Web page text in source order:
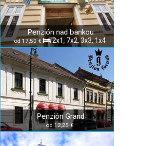
Penzión nad bankou
od 17,50 € 2x1, 7x2, 3x3, 1x4
Penzión Grand
od 12,25 €